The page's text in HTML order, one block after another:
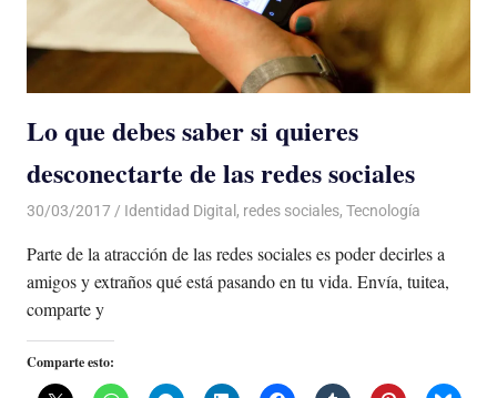
Lo que debes saber si quieres
desconectarte de las redes sociales
30/03/2017 Luis Castellanos
Identidad Digital , redes sociales, Tecnología
Parte de la atracción de las redes sociales es poder decirles a
amigos y extraños qué está pasando en tu vida. Envía, tuitea,
comparte y
Comparte esto: